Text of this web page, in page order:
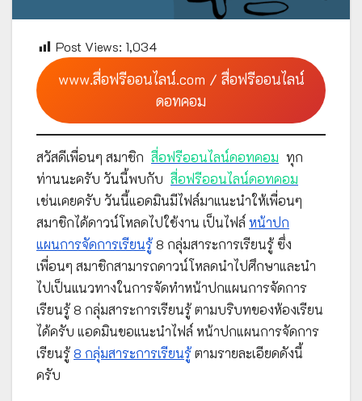
Post Views: 1,034
www.สื่อฟรีออนไลน์.com / สื่อฟรีออนไลน์
ดอทคอม
สวัสดีเพื่อนๆ สมาชิก สื่อฟรีออนไลน์ดอทคอม ทุก
ท่านนะครับ วันนี้พบกับ สื่อฟรีออนไลน์ดอทคอม
เช่นเคยครับ วันนี้แอดมินมีไฟล์มาแนะนำให้เพื่อนๆ
สมาชิกได้ดาวน์โหลดไปใช้งาน เป็นไฟล์ หน้าปก
แผนการจัดการเรียนรู้ 8 กลุ่มสาระการเรียนรู้ ซึ่ง
เพื่อนๆ สมาชิกสามารถดาวน์โหลดนำไปศึกษาและนำ
ไปเป็นแนวทางในการจัดทำหน้าปกแผนการจัดการ
เรียนรู้ 8 กลุ่มสาระการเรียนรู้ ตามบริบทของห้องเรียน
ได้ครับ แอดมินขอแนะนำไฟล์ หน้าปกแผนการจัดการ
เรียนรู้ 8 กลุ่มสาระการเรียนรู้ตามรายละเอียดดังนี้
ครับ